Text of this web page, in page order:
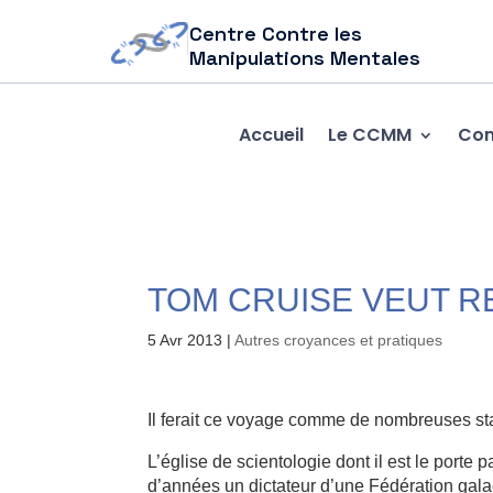
Centre Contre les
Manipulations Mentales
Accueil Le CCMM
TOM CRUISE VEUT
5 Avr 2013 |Autres croyances et pratiques
Il ferait ce voyage comme de nombreuses
L’église de scientologie dont il est le porte
d’années un dictateur d’une Fédération